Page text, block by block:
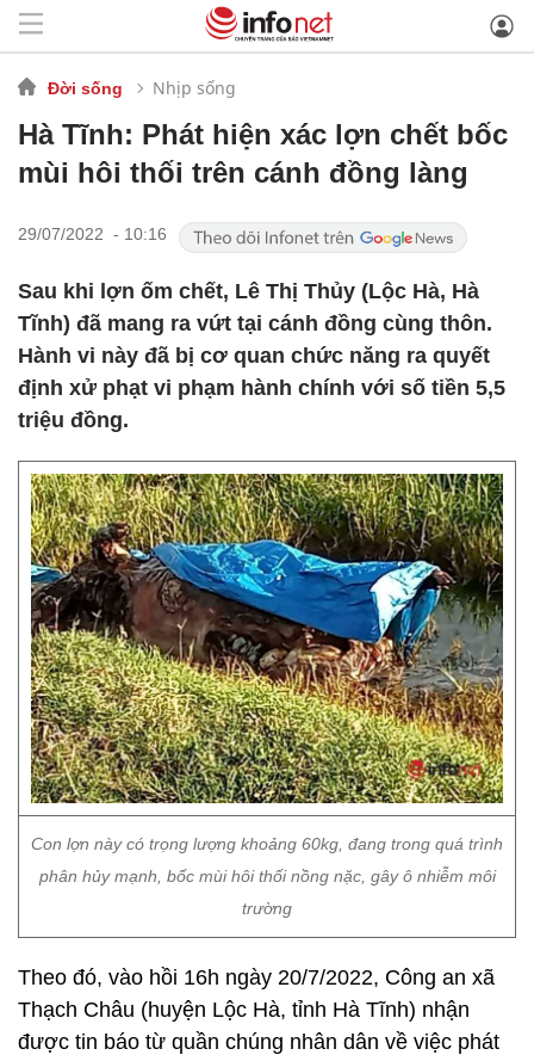
Đời sống Nhịp sống
Hà Tĩnh: Phát hiện xác lợn chết bốc
mùi hôi thối trên cánh đồng làng
29/07/2022 - 10:16
Sau khi lợn ốm chết, Lê Thị Thủy (Lộc Hà, Hà
Tĩnh) đã mang ra vứt tại cánh đồng cùng thôn.
Hành vi này đã bị cơ quan chức năng ra quyết
định xử phạt vi phạm hành chính với số tiền 5,5
triệu đồng.
Con lợn này có trọng lượng khoảng 60kg, đang trong quá trình
phân hủy mạnh, bốc mùi hôi thối nồng nặc, gây ô nhiễm môi
trường
Theo đó, vào hồi 16h ngày 20/7/2022, Công an xã
Thạch Châu (huyện Lộc Hà, tỉnh Hà Tĩnh) nhận
được tin báo từ quần chúng nhân dân về việc phát